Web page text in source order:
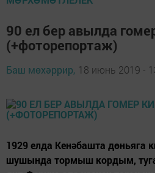
90 ел бер авылда
(+фоторепортаж)
Баш мөхәррир, 18 июнь 2019 -
1929 елда Кенәбашта дөньяга
шушында тормыш кордым,